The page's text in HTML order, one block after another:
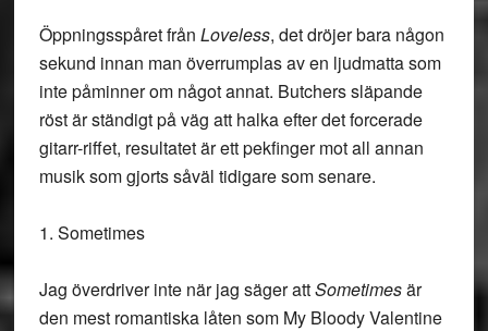
Öppningsspåret från Loveless, det dröjer bara någon
sekund innan man överrumplas av en ljudmatta som
inte påminner om något annat. Butchers släpande
röst är ständigt på väg att halka efter det forcerade
gitarr-riffet, resultatet är ett pekfinger mot all annan
musik som gjorts såväl tidigare som senare.
1. Sometimes
Jag överdriver inte när jag säger attSometimesär
den mest romantiska låten som My Bloody Valentine